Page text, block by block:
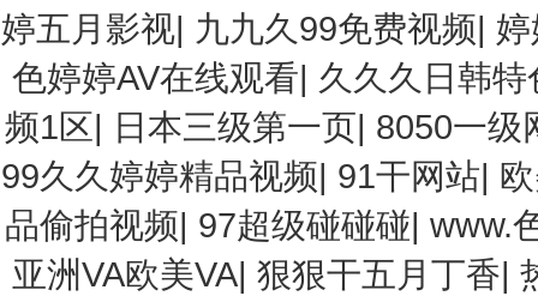
婷五月影视| 九九久99免费视频|
色婷婷AV在线观看| 久久久日韩
频1区| 日本三级第一页| 8050一级
99久久婷婷精品视频| 91干网站|
品偷拍视频| 97超级碰碰碰| www.
亚洲VA欧美VA|狠狠干五月丁香|